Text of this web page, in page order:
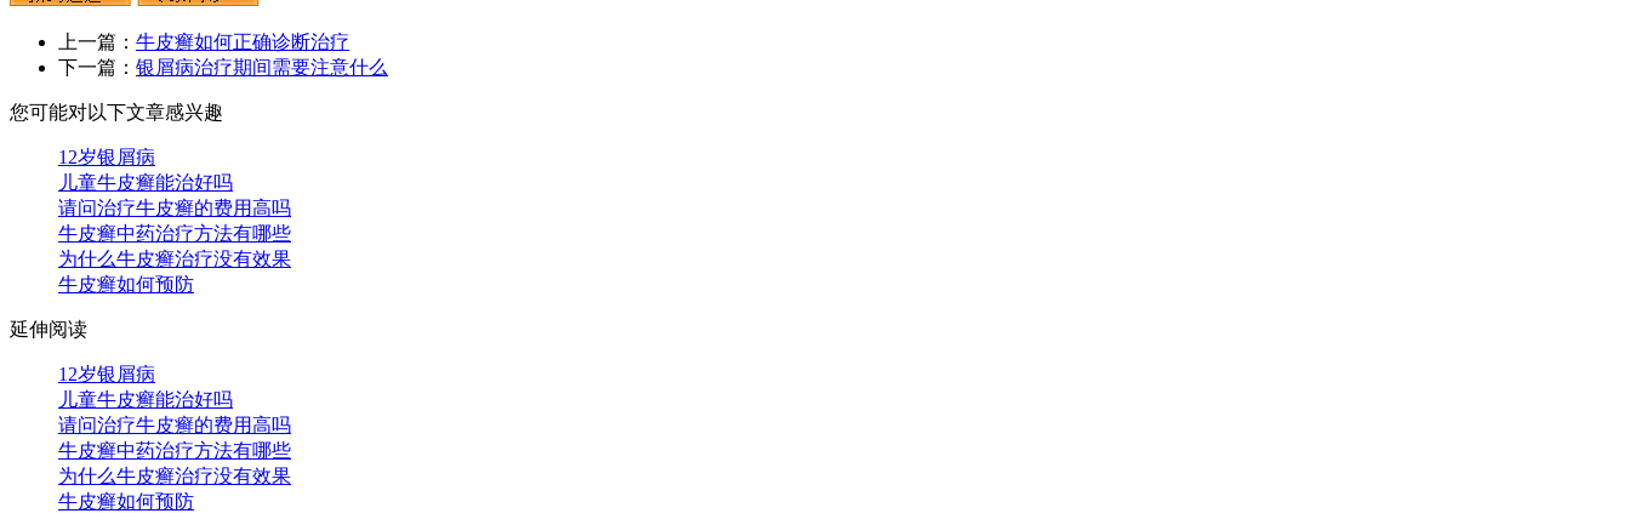
上一篇： 牛皮癣如何正确诊断治疗
下一篇： 银屑病治疗期间需要注意什么
您可能对以下文章感兴趣
12岁银屑病
儿童牛皮癣能治好吗
请问治疗牛皮癣的费用高吗
牛皮癣中药治疗方法有哪些
为什么牛皮癣治疗没有效果
牛皮癣如何预防
延伸阅读
12岁银屑病
儿童牛皮癣能治好吗
请问治疗牛皮癣的费用高吗
牛皮癣中药治疗方法有哪些
为什么牛皮癣治疗没有效果
牛皮癣如何预防